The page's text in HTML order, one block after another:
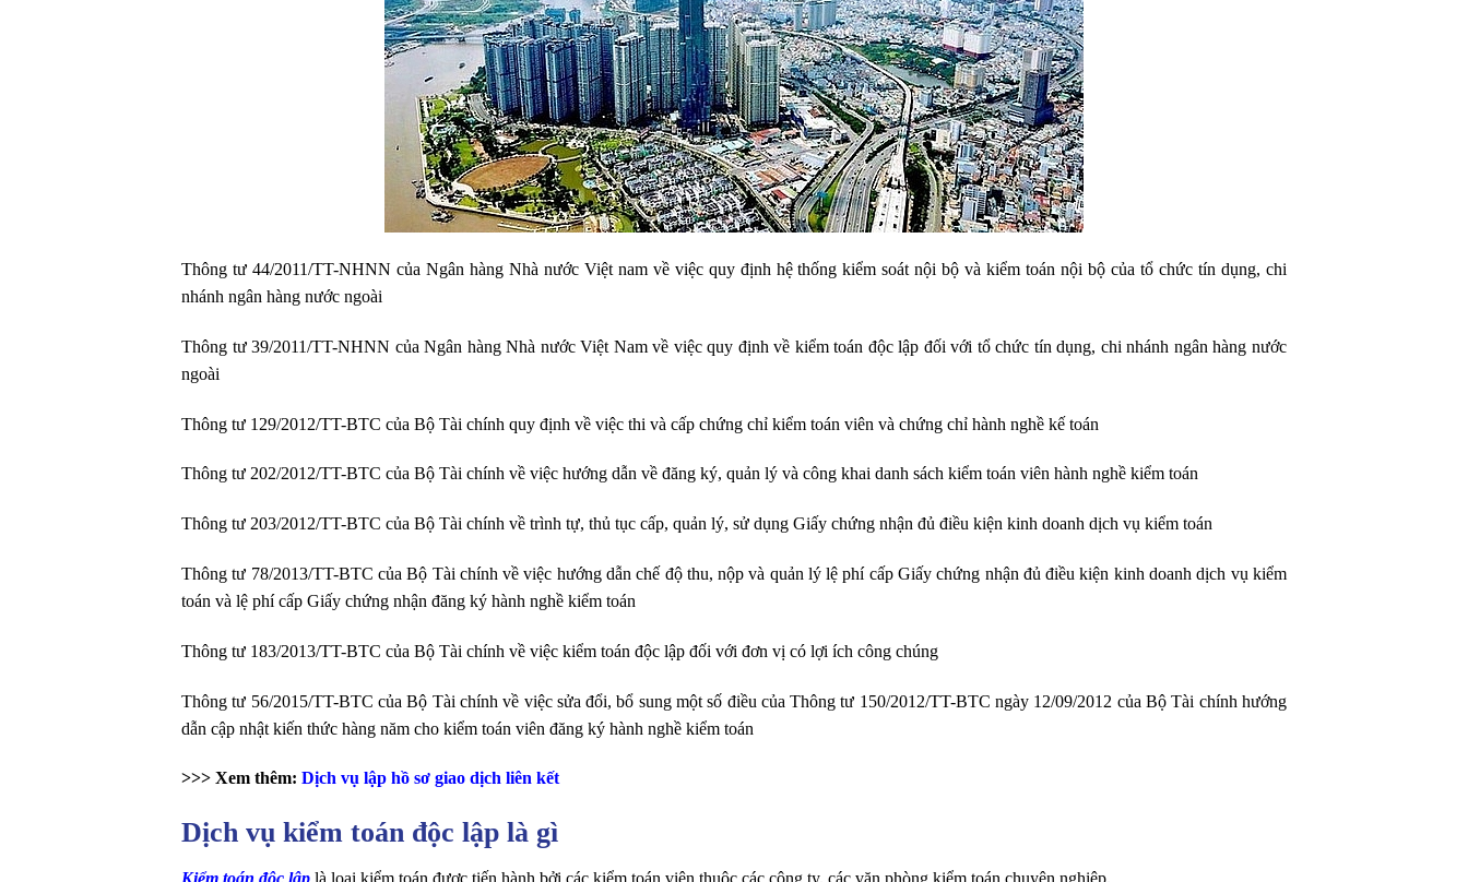
Thông tư 44/2011/TT-NHNN của Ngân hàng Nhà nước Việt nam về việc quy định hệ thống kiểm soát nội bộ và kiểm toán nội bộ của tổ chức tín dụng, chi
nhánh ngân hàng nước ngoài
Thông tư 39/2011/TT-NHNN của Ngân hàng Nhà nước Việt Nam về việc quy định về kiểm toán độc lập đối với tổ chức tín dụng, chi nhánh ngân hàng nước
ngoài
Thông tư 129/2012/TT-BTC của Bộ Tài chính quy định về việc thi và cấp chứng chỉ kiểm toán viên và chứng chỉ hành nghề kế toán
Thông tư 202/2012/TT-BTC của Bộ Tài chính về việc hướng dẫn về đăng ký, quản lý và công khai danh sách kiểm toán viên hành nghề kiểm toán
Thông tư 203/2012/TT-BTC của Bộ Tài chính về trình tự, thủ tục cấp, quản lý, sử dụng Giấy chứng nhận đủ điều kiện kinh doanh dịch vụ kiểm toán
Thông tư 78/2013/TT-BTC của Bộ Tài chính về việc hướng dẫn chế độ thu, nộp và quản lý lệ phí cấp Giấy chứng nhận đủ điều kiện kinh doanh dịch vụ kiểm
toán và lệ phí cấp Giấy chứng nhận đăng ký hành nghề kiểm toán
Thông tư 183/2013/TT-BTC của Bộ Tài chính về việc kiểm toán độc lập đối với đơn vị có lợi ích công chúng
Thông tư 56/2015/TT-BTC của Bộ Tài chính về việc sửa đổi, bổ sung một số điều của Thông tư 150/2012/TT-BTC ngày 12/09/2012 của Bộ Tài chính hướng
dẫn cập nhật kiến thức hàng năm cho kiểm toán viên đăng ký hành nghề kiểm toán
>>> Xem thêm:Dịch vụ lập hồ sơ giao dịch liên kết
Dịch vụ kiểm toán độc lập là gì
Kiểm toán độc lập là loại kiểm toán được tiến hành bởi các kiểm toán viên thuộc các công ty, các văn phòng kiểm toán chuyên nghiệp.